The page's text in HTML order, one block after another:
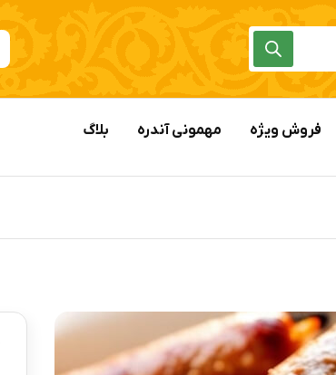
فروش ویژه مهمونی آندره بلاگ